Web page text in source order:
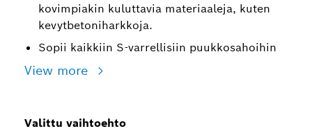
kovimpiakin kuluttavia materiaaleja, kuten
kevytbetoniharkkoja.
Sopii kaikkiin S-varrellisiin puukkosahoihin
View more
Valittu vaihtoehto